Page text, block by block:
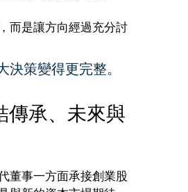
而是讓方向經過充分討
策變得更完整。
傳承、未來與
董事一方面承接創業股